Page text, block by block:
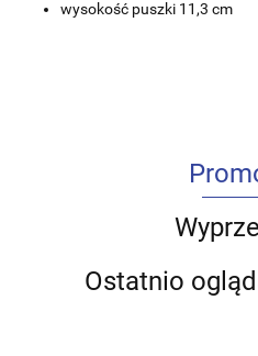
wysokość puszki 11,3 cm
Ostatnio